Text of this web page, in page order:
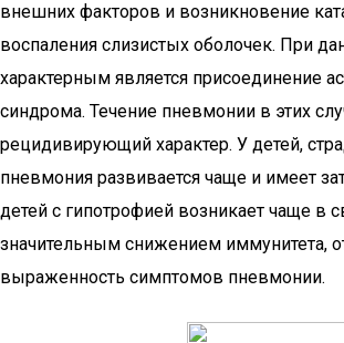
внешних факторов и возникновение
воспаления слизистых оболочек. При
характерным является присоединение
синдрома. Течение пневмонии в этих
рецидивирующий характер. У детей,
пневмония развивается чаще и имеет
детей с гипотрофией возникает чаще в
значительным снижением иммунитета,
выраженность симптомов пневмонии.